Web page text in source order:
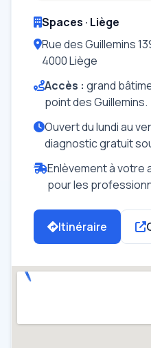
Spaces · Liège
Rue des Guillemins
4000 Liège
Accès : grand
point des Guillemins.
Ouvert du lundi au
diagnostic gratuit
Enlèvement à votre
pour les
Itinéraire